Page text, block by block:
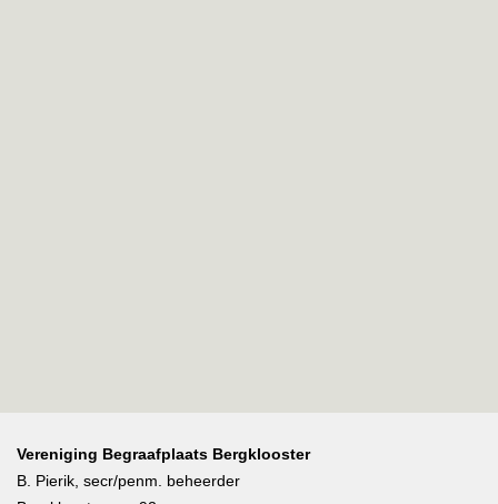
Vereniging Begraafplaats Bergklooster
B. Pierik, secr/penm. beheerder